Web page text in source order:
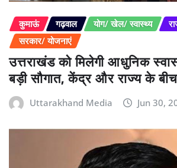
कुमाऊं गढ़वाल योग/ खेल/ स्वास्थ्य
सरकार/ योजनाएं
उत्तराखंड को मिलेगी आधुनिक
बड़ी सौगात, केंद्र और राज्य के
Uttarakhand Media Jun 30,